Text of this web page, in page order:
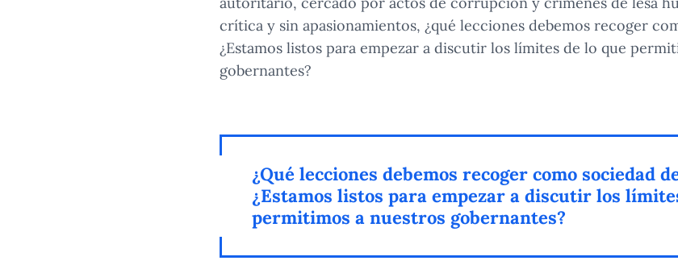
crítica y sin apasionamientos, ¿qué lecciones debemos recoger
¿Estamos listos para empezar a discutir los límites de lo que
gobernantes?
¿Qué lecciones debemos recoger como sociedad
¿Estamos listos para empezar a discutir los
permitimos a nuestros gobernantes?